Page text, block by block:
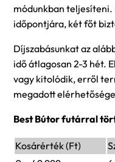
módunkban teljesíteni.
időpontjára, két főt
Díjszabásunkat az
idő átlagosan 2-3 hét.
vagy kitolódik, erről
megadott
Best Bútor futárral
Kosárérték (Ft)